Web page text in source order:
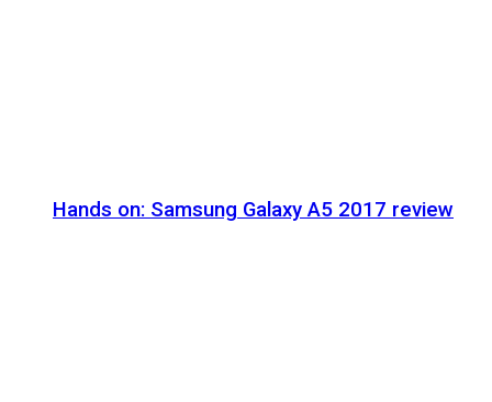
Hands on: Samsung Galaxy A5 2017 review